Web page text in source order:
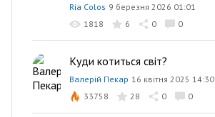
Ria Colos 9 березня 2026 01:01
1818
6 0 0
Куди котиться світ?
Валерій Пекар 16 квітня 2025 14:30
33758
28 0 0